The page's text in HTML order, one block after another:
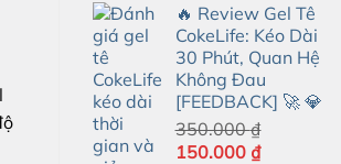
là:
490.000 ₫.
tại
là:
390.000 ₫.
🔥 Review Gel Tê
CokeLife: Kéo Dài
30 Phút, Quan Hệ
Không Đau
[FEEDBACK] 🚀 💎
350.000₫
Giá
150.000 ₫Giá